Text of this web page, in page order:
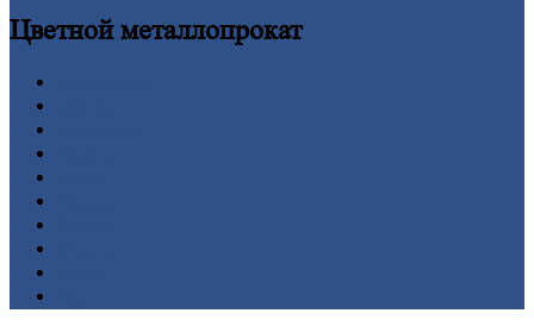
Цветнойметаллопрокат